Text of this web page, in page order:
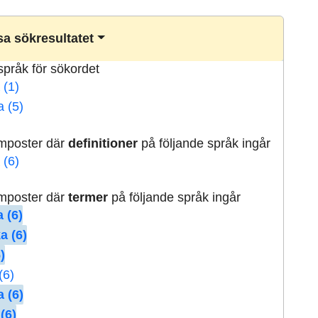
sökresultatet
för sökordet
(1)
(5)
därdefinitioner på följande språk ingår
(6)
därtermer på följande språk ingår
(6)
(6)
(6)